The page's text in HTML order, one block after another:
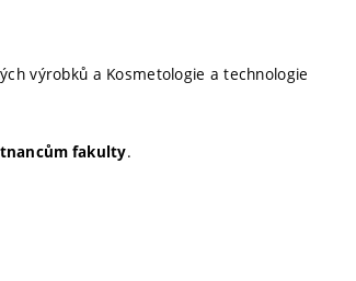
výrobků a Kosmetologie a technologie
fakulty.